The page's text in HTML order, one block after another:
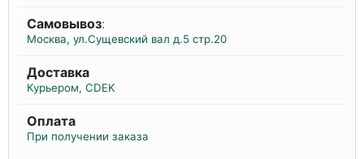
Самовывоз:
Москва, ул.Сущевский вал д.5 стр.20
Доставка
Курьером, CDEK
Оплата
При получении заказа